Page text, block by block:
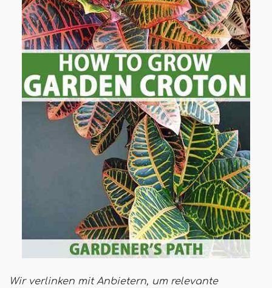
Wir verlinken mit Anbietern, um relevante